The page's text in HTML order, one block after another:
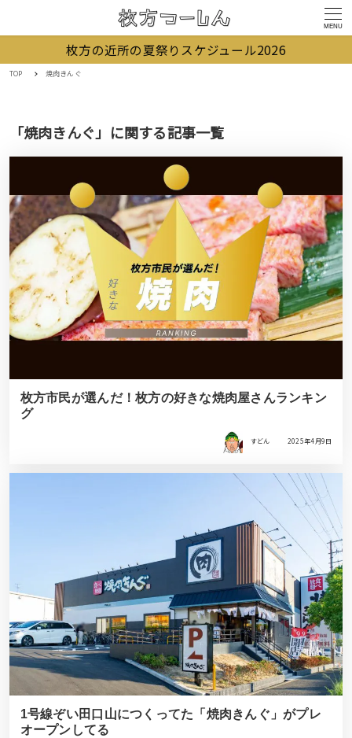
MENU
枚方の近所の夏祭りスケジュール2026
TOP 焼肉きんぐ
「焼肉きんぐ」に関する記事一覧
枚方市民が選んだ！枚方の好きな焼肉屋さんランキン
グ
すどん 2025年4月9日
1号線ぞい田口山につくってた「焼肉きんぐ」がプレ
オープンしてる